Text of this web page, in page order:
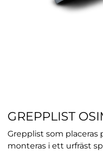
GREPPLIST
Grepplist som placeras
monteras i ett urfräst